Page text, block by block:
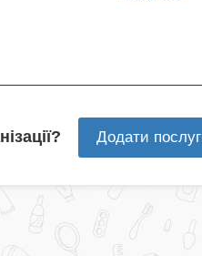
Додати